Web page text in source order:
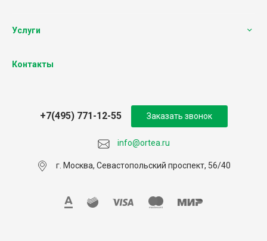
Услуги
Контакты
info@ortea.ru
+7(495) 771-12-55
г. Москва, Севастопольский проспект, 56/40
Заказать звонок